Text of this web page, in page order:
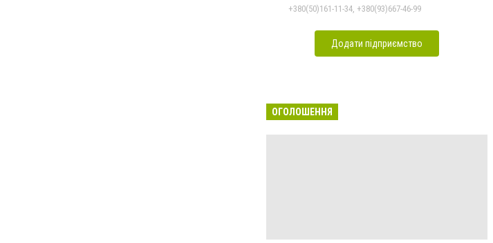
+380(50)161-11-34, +380(93)667-46-99
Додати підприємство
ОГОЛОШЕННЯ